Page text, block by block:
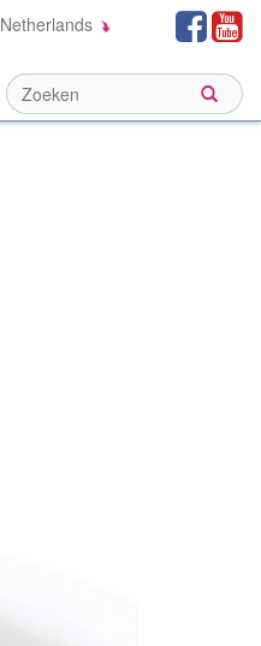
Social
Links:
Netherlands